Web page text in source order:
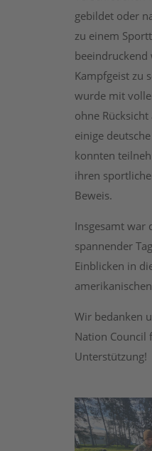
gebildet oder
zu einem
beeindruckend
Kampfgeist zu
wurde mit
ohne
einige
konnten
ihren
Beweis.
Insgesamt war
spannender
Einblicken in
Wir bedanken
Nation Council
Unterstützung!